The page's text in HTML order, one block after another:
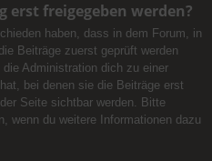
erst freigegeben werden?
haben, dass in dem Forum, in
Beiträge zuerst geprüft werden
Administration dich zu einer
bei denen sie die Beiträge erst
Seite sichtbar werden. Bitte
wenn du weitere Informationen dazu